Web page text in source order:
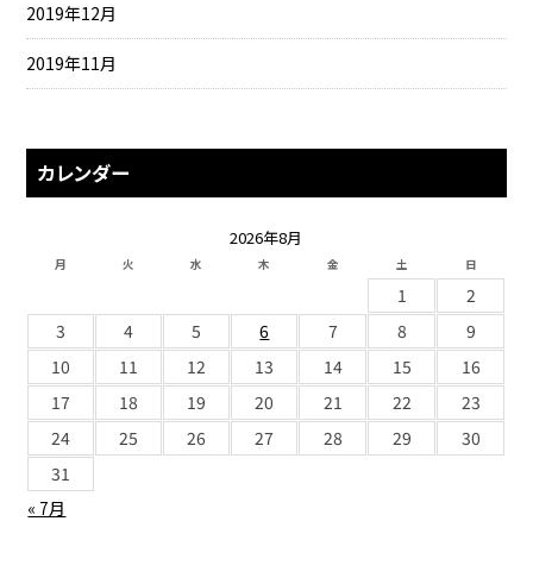
2019年12月
2019年11月
カレンダー
2026年8月
月 火 水 木 金 土 日
« 7月
1
2
3
4 5 6 7 8
9
10
11 12 13 14 15
16
17
18 19 20 21 22
23
24
25 26 27 28 29
30
31